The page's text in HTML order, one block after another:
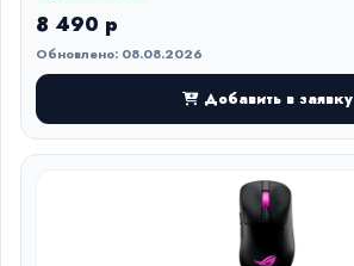
8 490 р
Обновлено: 08.08.2026
Добавить в заявку